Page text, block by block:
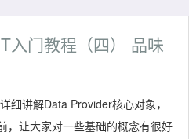
入门教程（四） 品味
细讲解Data Provider核心对象，
，让大家对一些基础的概念有很好